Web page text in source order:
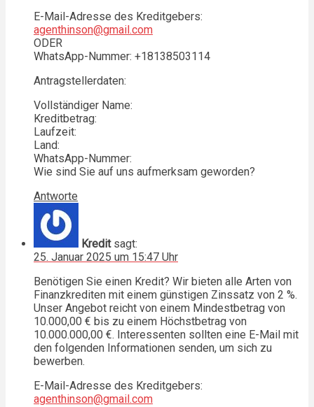
E-Mail-Adresse des Kreditgebers:
agenthinson@gmail.com
ODER
WhatsApp-Nummer: +18138503114
Antragstellerdaten:
Vollständiger Name:
Kreditbetrag:
Laufzeit:
Land:
WhatsApp-Nummer:
Wie sind Sie auf uns aufmerksam geworden?
Antworte
Kredit sagt:
25. Januar 2025 um 15:47 Uhr
Benötigen Sie einen Kredit? Wir bieten alle Arten von
Finanzkrediten mit einem günstigen Zinssatz von 2 %.
Unser Angebot reicht von einem Mindestbetrag von
10.000,00 € bis zu einem Höchstbetrag von
10.000.000,00 €. Interessenten sollten eine E-Mail mit
den folgenden Informationen senden, um sich zu
bewerben.
E-Mail-Adresse des Kreditgebers:
agenthinson@gmail.com